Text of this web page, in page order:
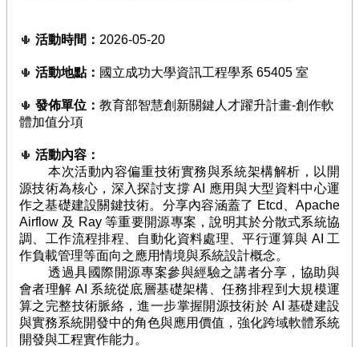
賽
評
活
花
知
識
地
圖
期
計
畫
🌵 活動時間： 2026-05-20
🌵 活動地點： 國立成功大學資訊工程學系 65405 室
🌵 發佈單位： 教育部智慧創新關鍵人才躍升計畫-創作軟
體加值分項
🌵 活動內容：
本次活動內容偏重技術實務與系統架構解析，以開
源技術為核心，深入探討支撐 AI 應用與大型資料中心運
作之基礎建設關鍵技術。分享內容涵蓋了 Etcd、Apache
Airflow 及 Ray 等重要開源專案，說明其於分散式系統協
調、工作流程排程、自動化資料處理、平行運算與 AI 工
作負載管理等面向之應用情境與系統設計概念。
透過具國際開源專案參與經驗之講者分享，協助與
會者理解 AI 系統從底層基礎架構、任務排程到大規模運
算之完整技術脈絡，進一步掌握開源技術於 AI 基礎建設
與實務系統開發中的角色與應用價值，強化跨域軟體系統
開發與工程實作能力。